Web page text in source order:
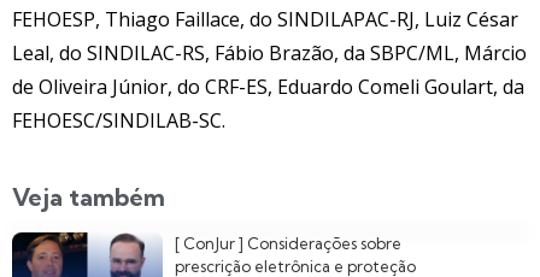
FEHOESP, Thiago Faillace, do SINDILAPAC-RJ, Luiz César
Leal, do SINDILAC-RS, Fábio Brazão, da SBPC/ML, Márcio
de Oliveira Júnior, do CRF-ES, Eduardo Comeli Goulart, da
FEHOESC/SINDILAB-SC.
Veja também
[ ConJur ] Considerações sobre
prescrição eletrônica e proteção